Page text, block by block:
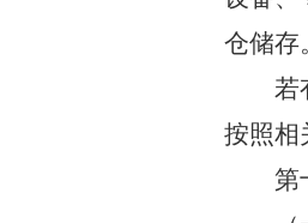
仓储存
若
按照相
第